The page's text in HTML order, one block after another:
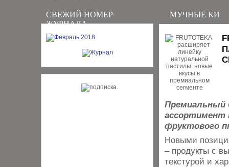
СВЕЖИЙ НОМЕР
ЖУРНАЛА
МУЧНЫЕ КИ
Премиальный
ассортимент
фруктового
Новыми
– продукты с
текстурой и